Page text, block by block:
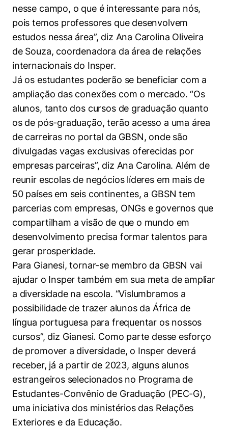
nesse campo, o que é interessante para nós,
pois temos professores que desenvolvem
estudos nessa área”, diz Ana Carolina Oliveira
de Souza, coordenadora da área de relações
internacionais do Insper.
Já os estudantes poderão se beneficiar com a
ampliação das conexões com o mercado. “Os
alunos, tanto dos cursos de graduação quanto
os de pós-graduação, terão acesso a uma área
de carreiras no portal da GBSN, onde são
divulgadas vagas exclusivas oferecidas por
empresas parceiras”, diz Ana Carolina. Além de
reunir escolas de negócios líderes em mais de
50 países em seis continentes, a GBSN tem
parcerias com empresas, ONGs e governos que
compartilham a visão de que o mundo em
desenvolvimento precisa formar talentos para
gerar prosperidade.
Para Gianesi, tornar-se membro da GBSN vai
ajudar o Insper também em sua meta de ampliar
a diversidade na escola. “Vislumbramos a
possibilidade de trazer alunos da África de
língua portuguesa para frequentar os nossos
cursos”, diz Gianesi. Como parte desse esforço
de promover a diversidade, o Insper deverá
receber, já a partir de 2023, alguns alunos
estrangeiros selecionados no Programa de
Estudantes-Convênio de Graduação (PEC-G),
uma iniciativa dos ministérios das Relações
Exteriores e da Educação.